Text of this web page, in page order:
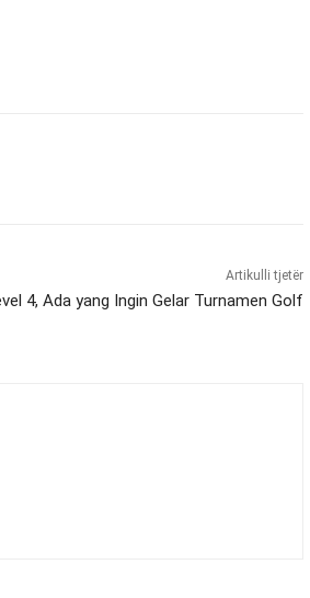
Artikulli tjetër
4, Ada yang Ingin Gelar Turnamen Golf